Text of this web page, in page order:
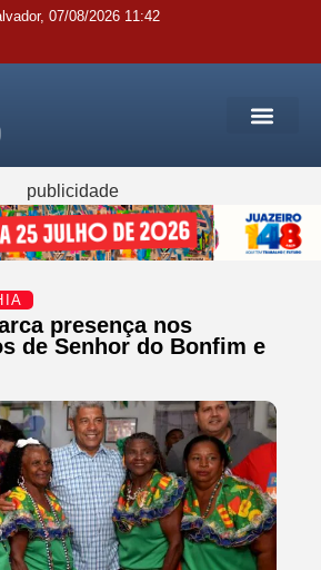
07/08/2026 11:42
publicidade
presença nos
de Senhor do Bonfim e